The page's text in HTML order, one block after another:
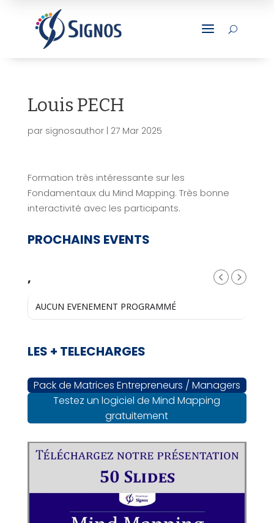
a U
Louis PECH
par signosauthor| 27 Mar 2025
Formation très intéressante sur les
Fondamentaux du Mind Mapping. Très bonne
interactivité avec les participants.
PROCHAINS EVENTS
,
AUCUN EVENEMENT PROGRAMMÉ
LES + TELECHARGES
Pack de Matrices Entrepreneurs / Managers
Testez un logiciel de Mind Mapping
gratuitement